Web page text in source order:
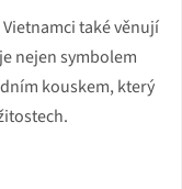
také věnují
nejen symbolem
kouskem, který